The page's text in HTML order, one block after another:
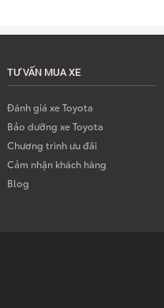
TƯ VẤN MUA XE
Đánh giá xe Toyota
Bảo dưỡng xe Toyota
Chương trình ưu đãi
Cảm nhận khách hàng
Blog